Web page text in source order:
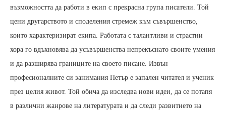
възможността да работи в екип с прекрасна група писатели. Той
цени другарството и споделения стремеж към съвършенство,
които характеризират екипа. Работата с талантливи и страстни
хора го вдъхновява да усъвършенства непрекъснато своите умения
и да разширява границите на своето писане. Извън
професионалните си занимания Петър е запален читател и ученик
през целия живот. Той обича да изследва нови идеи, да се потапя
в различни жанрове на литературата и да следи развитието на